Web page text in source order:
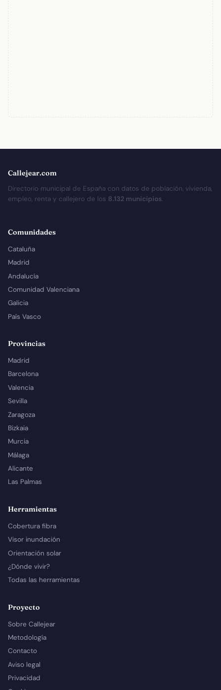
Callejear.com
Directorio municipal de España con datos de población, vivienda,
empleo, renta y callejero de los 8.132 municipios.
Comunidades
Cataluña
Madrid
Andalucía
Comunidad Valenciana
Galicia
País Vasco
Provincias
Madrid
Barcelona
Valencia
Sevilla
Zaragoza
Bizkaia
Murcia
Málaga
Alicante
Las Palmas
Herramientas
Cobertura fibra
Visor inundación
Orientación solar
¿Dónde vivir?
Todas las herramientas
Proyecto
Sobre Callejear
Metodología
Contacto
Aviso legal
Privacidad